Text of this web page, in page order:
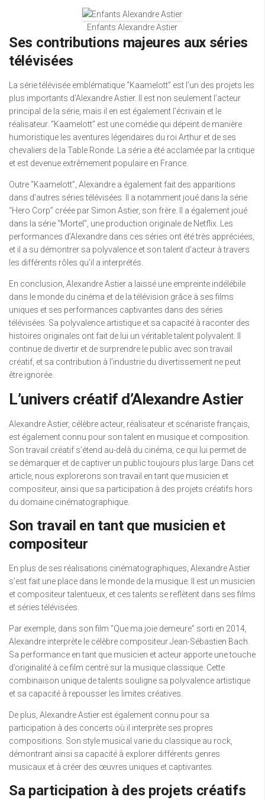
Enfants Alexandre Astier
Ses contributions majeures aux séries
télévisées
La série télévisée emblématique “Kaamelott” est l’un des projets les
plus importants d’Alexandre Astier. Il est non seulement l’acteur
principal de la série, mais il en est également l’écrivain et le
réalisateur. “Kaamelott” est une comédie qui dépeint de manière
humoristique les aventures légendaires du roi Arthur et de ses
chevaliers de la Table Ronde. La série a été acclamée par la critique
et est devenue extrêmement populaire en France.
Outre “Kaamelott”, Alexandre a également fait des apparitions
dans d’autres séries télévisées. Il a notamment joué dans la série
“Hero Corp” créée par Simon Astier, son frère. Il a également joué
dans la série “Mortel”, une production originale de Netflix. Les
performances d’Alexandre dans ces séries ont été très appréciées,
et il a su démontrer sa polyvalence et son talent d’acteur à travers
les différents rôles qu’il a interprétés.
En conclusion, Alexandre Astier a laissé une empreinte indélébile
dans le monde du cinéma et de la télévision grâce à ses films
uniques et ses performances captivantes dans des séries
télévisées. Sa polyvalence artistique et sa capacité à raconter des
histoires originales ont fait de lui un véritable talent polyvalent. Il
continue de divertir et de surprendre le public avec son travail
créatif, et sa contribution à l’industrie du divertissement ne peut
être ignorée.
L’univers créatif d’Alexandre Astier
Alexandre Astier, célèbre acteur, réalisateur et scénariste français,
est également connu pour son talent en musique et composition.
Son travail créatif s’étend au-delà du cinéma, ce qui lui permet de
se démarquer et de captiver un public toujours plus large. Dans cet
article, nous explorerons son travail en tant que musicien et
compositeur, ainsi que sa participation à des projets créatifs hors
du domaine cinématographique.
Son travail en tant que musicien et
compositeur
En plus de ses réalisations cinématographiques, Alexandre Astier
s’est fait une place dans le monde de la musique. Il est un musicien
et compositeur talentueux, et ces talents se reflètent dans ses films
et séries télévisées.
Par exemple, dans son film “Que ma joie demeure” sorti en 2014,
Alexandre interprète le célèbre compositeur Jean-Sébastien Bach.
Sa performance en tant que musicien et acteur apporte une touche
d’originalité à ce film centré sur la musique classique. Cette
combinaison unique de talents souligne sa polyvalence artistique
et sa capacité à repousser les limites créatives.
De plus, Alexandre Astier est également connu pour sa
participation à des concerts où il interprète ses propres
compositions. Son style musical varie du classique au rock,
démontrant ainsi sa capacité à explorer différents genres
musicaux et à créer des œuvres uniques et captivantes.
Sa participation à des projets créatifs